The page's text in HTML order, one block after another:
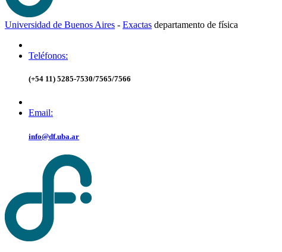
Universidad de Buenos Aires - Exactas departamento de física
Teléfonos:
(+54 11) 5285-7530/7565/7566
Email:
info@df.uba.ar